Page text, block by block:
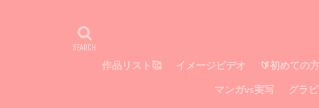
作品リスト🥰 イメージビデオ
🔰初めての
マンガvs実写
グラ